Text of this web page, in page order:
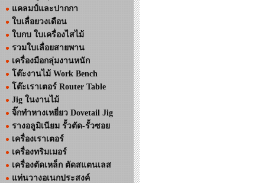
แคลมป์และปากกา
ใบเลื่อยวงเดือน
ใบกบ ใบเครื่องไสไม้
รวมใบเลื่อยสายพาน
เครื่องมือกลุ่มงานหนัก
โต๊ะงานไม้ Work Bench
โต๊ะเราเตอร์ Router Table
Jig ในงานไม้
จิ๊กทำหางเหยี่ยว Dovetail Jig
รางอลูมิเนียม รั้วตัด-รั้วซอย
เครื่องเราเตอร์
เครื่องทริมเมอร์
เครื่องตัดเหล็ก ตัดสแตนเลส
แท่นวางอเนกประสงค์